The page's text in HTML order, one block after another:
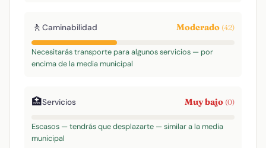
🚶 Caminabilidad Moderado (42)
Necesitarás transporte para algunos servicios — por
encima de la media municipal
🏥Servicios Muy bajo (0)
Escasos — tendrás que desplazarte — similar a la media
municipal